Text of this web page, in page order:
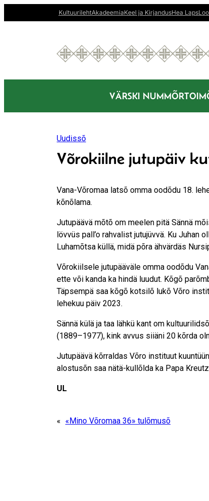
sisu
KultuurilehtAkadeemiaKeel ja KirjandusHea Laps
VÄRSKI NUMMÕR
Uudissõ
Võrokiilne jutupäiv
Vana-Võromaa latsõ omma oodõdu 18.
kõnõlama.
Jutupäävä mõtõ om meelen pitä Sännä
lövvüs pall’o rahvalist jutujüvvä. Ku Juhan
Luhamõtsa küllä, midä põra ähvärdäs
Võrokiilsele jutupääväle omma oodõdu
ette või kanda ka hindä luudut. Kõgõ
Täpsempä saa kõgõ kotsilõ lukõ Võro
lehekuu päiv 2023.
Sännä külä ja taa lähkü kant om
(1889–1977), kink avvus siiäni 20 kõrda
Jutupäävä kõrraldas Võro instituut
alostusõn saa nätä-kullõlda ka Papa
UL
« «Mino Võromaa 36» tulõmusõ